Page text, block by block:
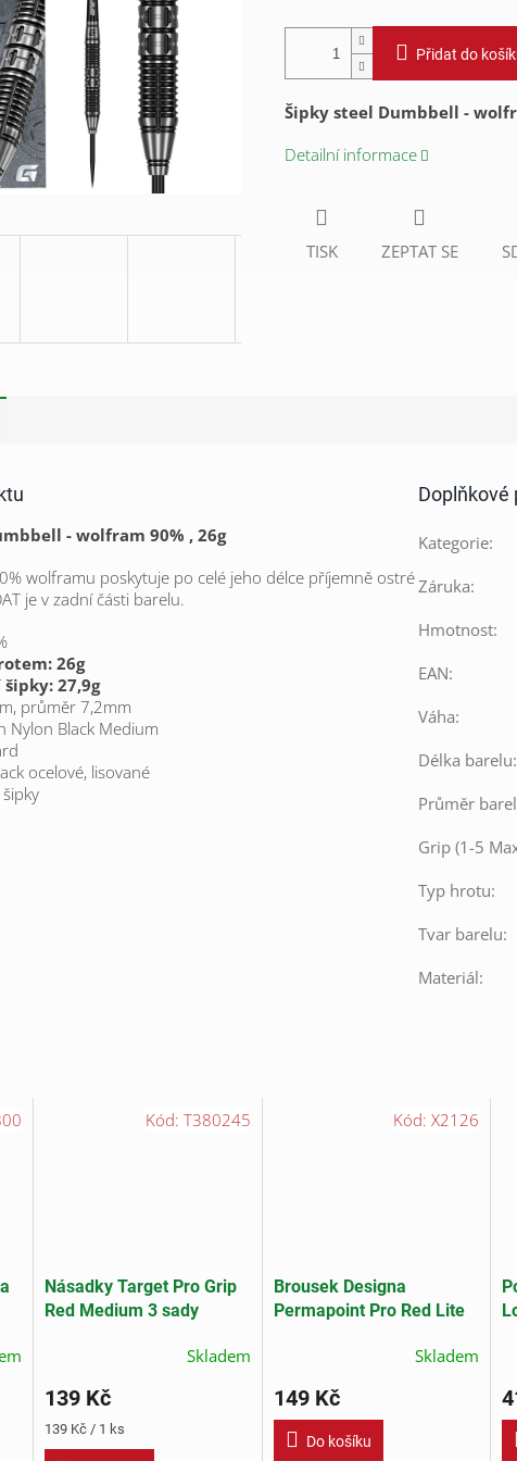
Přidat do
Šipky steel Dumbbell -
Detailní informace
TISK ZEPTAT SE
Násadky Target Pro Grip
Red Medium 3 sady
Skladem
139 Kč
Měrná
cena:
139 Kč / 1 ks
Kód: T380245
Brousek Designa
Permapoint Pro Red Lite
Skladem
149 Kč
Do košíku
Kód:X2126
- wolfram 90% , 26g
wolframu poskytuje po celé jeho délce příjemně ostré
je v zadní části barelu.
26g
27,9g
průměr 7,2mm
Nylon Black Medium
ocelové, lisované
Doplňkové
Kategorie:
Záruka:
Hmotnost:
EAN:
Váha:
Délka barelu:
Průměr
Grip (1-5
Typ hrotu:
Tvar barelu:
Materiál: